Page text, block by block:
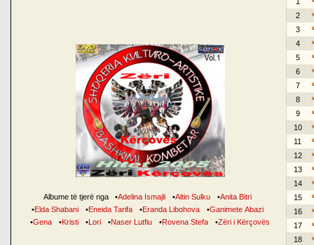
Albume të tjerë nga •Adelina Ismajli •Altin Sulku •Anita Bitri
•Elda Shabani •Eneida Tarifa •Eranda Libohova •Ganimete Abazi
•Gena •Kristi •Lori •Naser Lutfiu •Rovena Stefa •Zëri i Kërçovës
2
3
4
5
6
7
8
9
10
11
12
13
14
15
16
17
18